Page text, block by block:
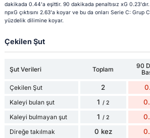
dakikada 0.44'a eşittir. 90 dakikada penaltısız xG
npxG çıktısını 2.63'a koyar ve bu da onları Serie C: Grup
yüzdelik dilimine koyar.
Çekilen Şut
Şut Verileri Toplam
90
Çekilen Şut 2
Kaleyi bulan şut 1 / 2
Kaleyi bulmayan şut 1 / 2
Direğe takılmak 0 kez